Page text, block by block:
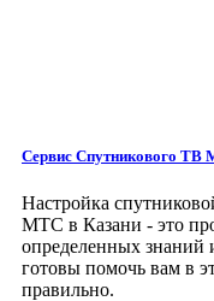
Сервис Спутникового ТВ
Настройка
МТС в Казани - это
определенных
готовы помочь вам в
правильно.